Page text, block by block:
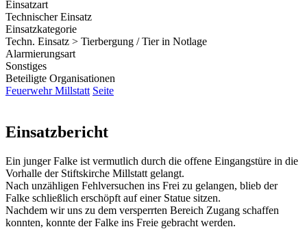
Einsatzart
Technischer Einsatz
Einsatzkategorie
Techn. Einsatz > Tierbergung / Tier in Notlage
Alarmierungsart
Sonstiges
Beteiligte Organisationen
Feuerwehr Millstatt Seite
Einsatzbericht
Ein junger Falke ist vermutlich durch die offene Eingangstüre in die
Vorhalle der Stiftskirche Millstatt gelangt.
Nach unzähligen Fehlversuchen ins Frei zu gelangen, blieb der
Falke schließlich erschöpft auf einer Statue sitzen.
Nachdem wir uns zu dem versperrten Bereich Zugang schaffen
konnten, konnte der Falke ins Freie gebracht werden.